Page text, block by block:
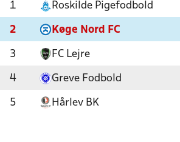
1 Roskilde Pigefodbold
2 Køge Nord FC
3 FC Lejre
4 Greve Fodbold
5 Hårlev BK